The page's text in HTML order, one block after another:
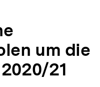
um die
21